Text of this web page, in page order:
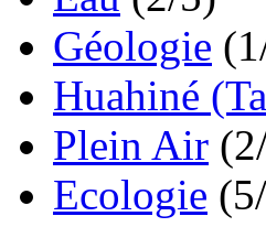
Géologie
Huahiné
Plein Air
Ecologie